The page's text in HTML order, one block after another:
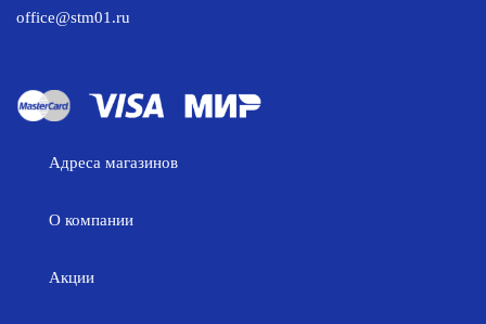
office@stm01.ru
Адреса магазинов
О компании
Акции